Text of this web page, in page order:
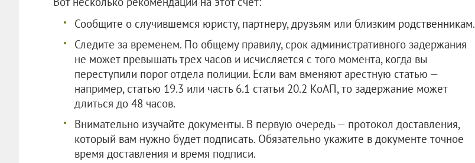
Сообщите о случившемся юристу, партнеру, друзьям или близким родственникам.
Следите за временем. По общему правилу, срок административного задержания
не может превышать трех часов и исчисляется с того момента, когда вы
переступили порог отдела полиции. Если вам вменяют арестную статью —
например, статью 19.3 или часть 6.1 статьи 20.2 КоАП, то задержание может
длиться до 48 часов.
Внимательно изучайте документы. В первую очередь — протокол доставления,
который вам нужно будет подписать. Обязательно укажите в документе точное
время доставления и время подписи.